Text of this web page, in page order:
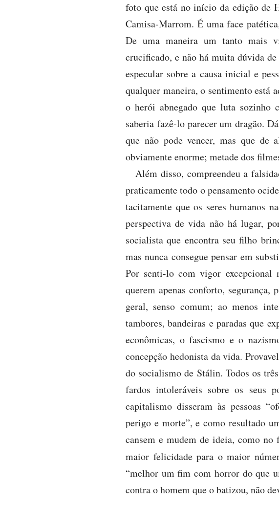
foto que está no início da edição de
Camisa-Marrom. É uma face
De uma maneira um tanto mais
crucificado, e não há muita dúvida
especular sobre a causa inicial e
qualquer maneira, o sentimento está
o herói abnegado que luta sozinho
saberia fazê-lo parecer um dragão.
que não pode vencer, mas que de
obviamente enorme; metade dos
Além disso, compreendeu a
praticamente todo o pensamento
tacitamente que os seres humanos
perspectiva de vida não há lugar,
socialista que encontra seu filho
mas nunca consegue pensar em
Por senti-lo com vigor excepcional
querem apenas conforto,
geral, senso comum; ao menos
tambores, bandeiras e paradas que
econômicas, o fascismo e o
concepção hedonista da vida.
do socialismo de Stálin. Todos os
fardos intoleráveis sobre os seus
capitalismo disseram às pessoas
perigo e morte”, e como resultado
cansem e mudem de ideia, como
maior felicidade para o maior
“melhor um fim com horror do que
contra o homem que o batizou, não